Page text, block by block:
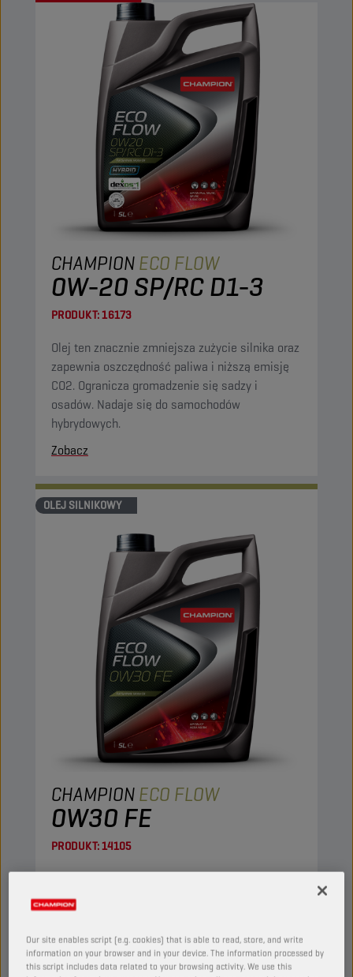
CHAMPIONECO FLOW
0W-20 SP/RC D1-3
PRODUKT:16173
Olej ten znacznie zmniejsza zużycie silnika oraz
zapewnia oszczędność paliwa i niższą emisję
CO2. Ogranicza gromadzenie się sadzy i
osadów. Nadaje się do samochodów
hybrydowych.
Zobacz
OLEJ SILNIKOWY
CHAMPIONECO FLOW
0W30 FE
PRODUKT:14105
generacji. Charakteryzuje się doskonałą
płynnością, co gwarantuje natychmiastowe
smarowanie po rozruchu. Niska lepkość ma
korzystny wpływ na zużycie paliwa.
Our site enables script (e.g. cookies) that is able to read, store, and write
information on your browser and in your device. The information processed by
this script includes data related to your browsing activity. We use this